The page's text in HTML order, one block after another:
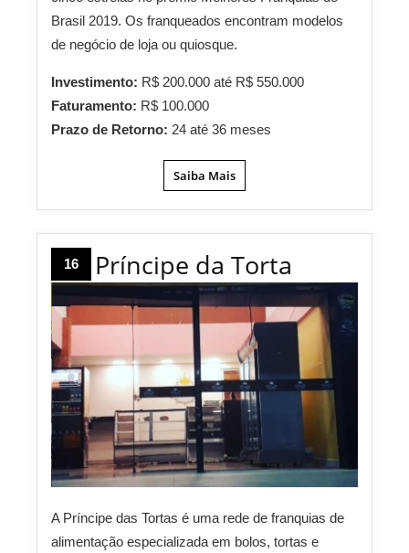
Brasil 2019. Os franqueados encontram modelos
de negócio de loja ou quiosque.
Investimento: R$ 200.000 até R$ 550.000
Faturamento: R$ 100.000
Prazo de Retorno: 24 até 36 meses
Saiba Mais
16 Príncipe da Torta
A Príncipe das Tortas é uma rede de franquias de
alimentação especializada em bolos, tortas e